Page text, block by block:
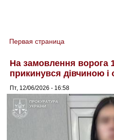
You are here
Первая страница
На замовлення ворога
прикинувся дівчиною і
Пт, 12/06/2026 - 16:58